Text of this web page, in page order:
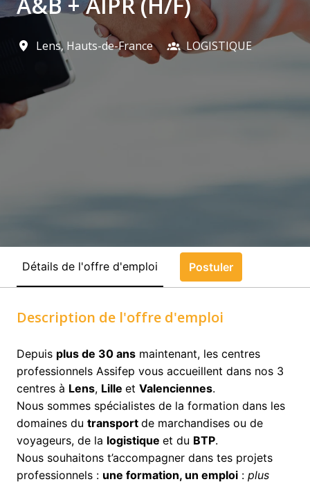
Lens, Hauts-de-France LOGISTIQUE
Détails de l'offre d'emploi Postuler
Description de l'offre d'emploi
Depuis plus de 30 ans maintenant, les centres
professionnels Assifep vous accueillent dans nos 3
centres à Lens, Lille et Valenciennes.
Nous sommes spécialistes de la formation dans les
domaines du transport de marchandises ou de
voyageurs, de la logistique et du BTP.
Nous souhaitons t’accompagner dans tes projets
professionnels : une formation, un emploi : plus